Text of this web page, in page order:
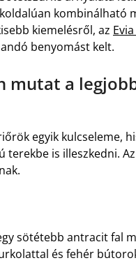
kombinálható
kiemelésről, az
benyomást kelt.
mutat a
egyik kulcseleme,
terekbe is illeszkedni.
sötétebb antracit fal
és fehér